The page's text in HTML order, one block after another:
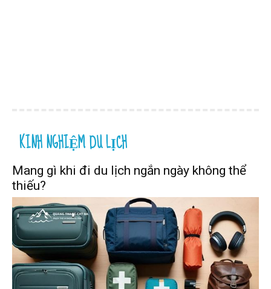
KINH NGHIỆM DU LỊCH
Mang gì khi đi du lịch ngắn ngày không thể
thiếu?